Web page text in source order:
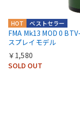
ベストセラー
HOT
FMA Mk13 MOD 0
スプレイモデル
￥1,580
SOLD OUT